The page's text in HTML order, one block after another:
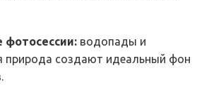
фотосессии: водопады и
создают идеальный фон